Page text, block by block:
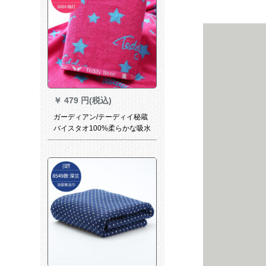
￥ 479 円(税込)
ガーディアン/テーディイ秘蔵
バイスタオ100%柔らかな吸水
男カムパネのフリエ8884梅红